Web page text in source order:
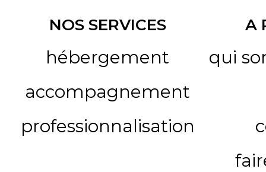
NOS SERVICES
hébergement
accompagnement
professionnalisation
A
qui